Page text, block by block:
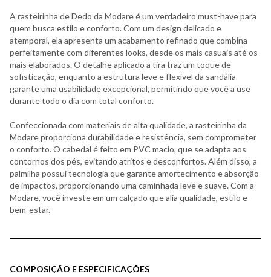
A rasteirinha de Dedo da Modare é um verdadeiro must-have para
quem busca estilo e conforto. Com um design delicado e
atemporal, ela apresenta um acabamento refinado que combina
perfeitamente com diferentes looks, desde os mais casuais até os
mais elaborados. O detalhe aplicado a tira traz um toque de
sofisticação, enquanto a estrutura leve e flexível da sandália
garante uma usabilidade excepcional, permitindo que você a use
durante todo o dia com total conforto.
Confeccionada com materiais de alta qualidade, a rasteirinha da
Modare proporciona durabilidade e resistência, sem comprometer
o conforto. O cabedal é feito em PVC macio, que se adapta aos
contornos dos pés, evitando atritos e desconfortos. Além disso, a
palmilha possui tecnologia que garante amortecimento e absorção
de impactos, proporcionando uma caminhada leve e suave. Com a
Modare, você investe em um calçado que alia qualidade, estilo e
bem-estar.
COMPOSIÇÃO E ESPECIFICAÇÕES